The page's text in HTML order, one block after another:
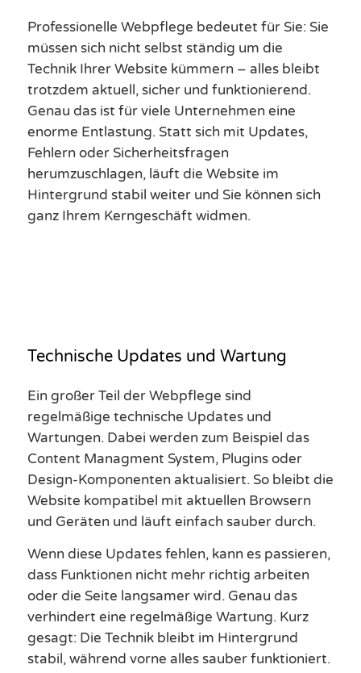
Professionelle Webpflege bedeutet für Sie: Sie
müssen sich nicht selbst ständig um die
Technik Ihrer Website kümmern – alles bleibt
trotzdem aktuell, sicher und funktionierend.
Genau das ist für viele Unternehmen eine
enorme Entlastung. Statt sich mit Updates,
Fehlern oder Sicherheitsfragen
herumzuschlagen, läuft die Website im
Hintergrund stabil weiter und Sie können sich
ganz Ihrem Kerngeschäft widmen.
Technische Updates und Wartung
Ein großer Teil der Webpflege sind
regelmäßige technische Updates und
Wartungen. Dabei werden zum Beispiel das
Content Managment System, Plugins oder
Design-Komponenten aktualisiert. So bleibt die
Website kompatibel mit aktuellen Browsern
und Geräten und läuft einfach sauber durch.
Wenn diese Updates fehlen, kann es passieren,
dass Funktionen nicht mehr richtig arbeiten
oder die Seite langsamer wird. Genau das
verhindert eine regelmäßige Wartung. Kurz
gesagt: Die Technik bleibt im Hintergrund
stabil, während vorne alles sauber funktioniert.